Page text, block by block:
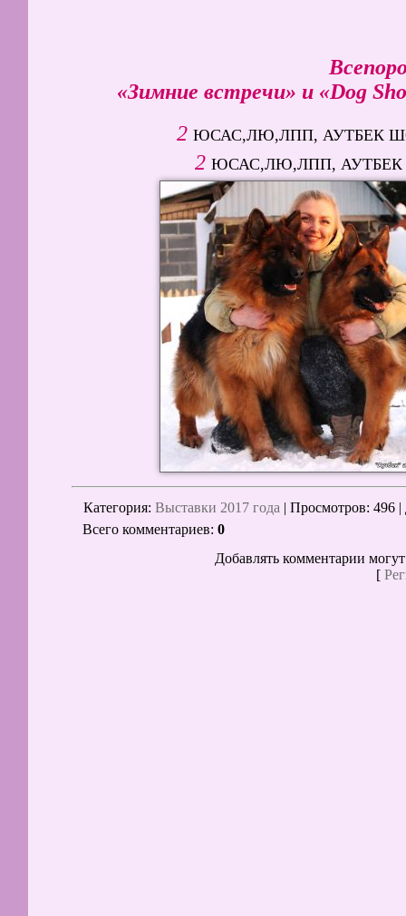
«Зимние встречи» и «Dog
2 ЮСАС,ЛЮ,ЛПП, АУТБЕК
2 ЮСАС,ЛЮ,ЛПП, АУТБЕК
Категория: Выставки 2017 года | Просмотров: 496 |
Всего комментариев: 0
Добавлять комментарии
[